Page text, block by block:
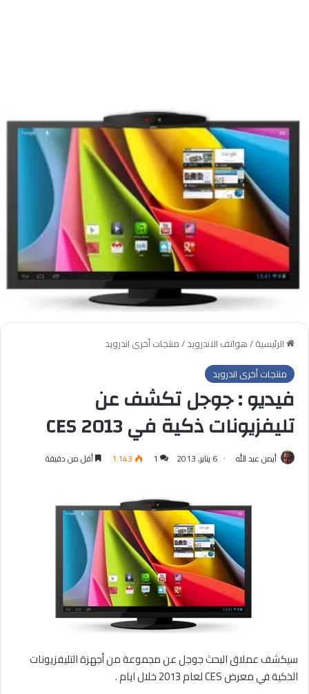
الرئيسية/هواتف الاندرويد/منتجات أخرى اندرويد
منتجات أخرى اندرويد
فيديو : جوجل تكشف عن
تليفزيونات ذكية في CES 2013
أيمن عبد الله 6 يناير, 2013 1 1٬143 أقل من دقيقة
سيكشف عملاق البحث جوجل عن مجموعة من أجهزة التليفزيونات
الذكية في معرض CES لعام 2013 خلال ايام .